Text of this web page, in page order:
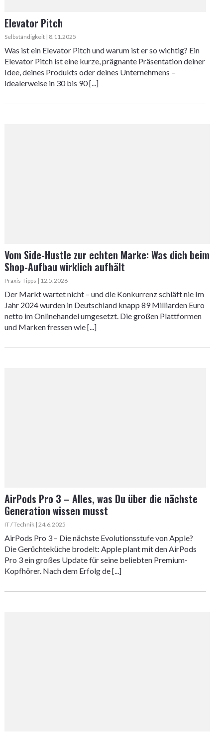
Elevator Pitch
Selbständigkeit | 8.11.2025
Was ist ein Elevator Pitch und warum ist er so wichtig? Ein
Elevator Pitch ist eine kurze, prägnante Präsentation deiner
Idee, deines Produkts oder deines Unternehmens –
idealerweise in 30 bis 90 [...]
Vom Side-Hustle zur echten Marke: Was dich beim
Shop-Aufbau wirklich aufhält
Praxis-Tipps | 12.5.2026
Der Markt wartet nicht – und die Konkurrenz schläft nie Im
Jahr 2024 wurden in Deutschland knapp 89 Milliarden Euro
netto im Onlinehandel umgesetzt. Die großen Plattformen
und Marken fressen wie [...]
AirPods Pro 3 – Alles, was Du über die nächste
Generation wissen musst
IT / Technik | 24.6.2025
AirPods Pro 3 – Die nächste Evolutionsstufe von Apple?
Die Gerüchteküche brodelt: Apple plant mit den AirPods
Pro 3 ein großes Update für seine beliebten Premium-
Kopfhörer. Nach dem Erfolg de [...]